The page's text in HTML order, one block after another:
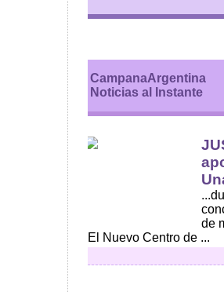
CampanaArgentina
Noticias al Instante
de
El Nuevo Centro de ...